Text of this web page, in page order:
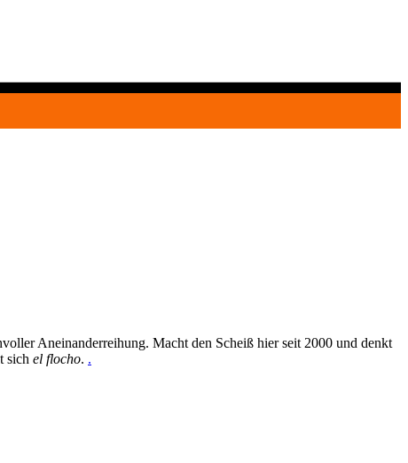
Aneinanderreihung. Macht den Scheiß hier seit 2000 und denkt
sich el flocho. .